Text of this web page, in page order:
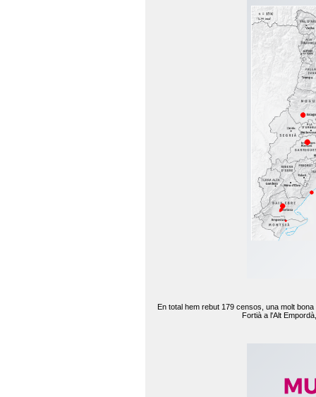
En total hem rebut 179 censos, una molt
Fortià a l'Alt